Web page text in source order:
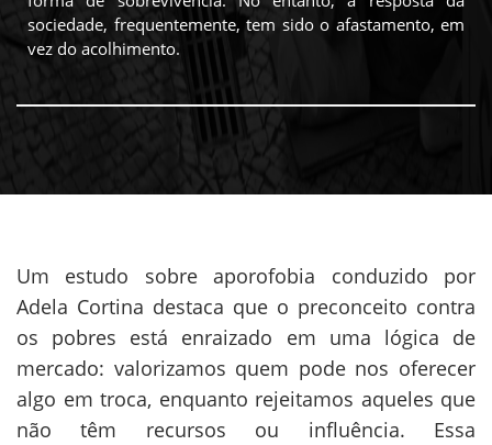
sociedade, frequentemente, tem sido o afastamento, em
vez do acolhimento.
Um estudo sobre aporofobia conduzido por
Adela Cortina destaca que o preconceito contra
os pobres está enraizado em uma lógica de
mercado: valorizamos quem pode nos oferecer
algo em troca, enquanto rejeitamos aqueles que
não têm recursos ou influência. Essa